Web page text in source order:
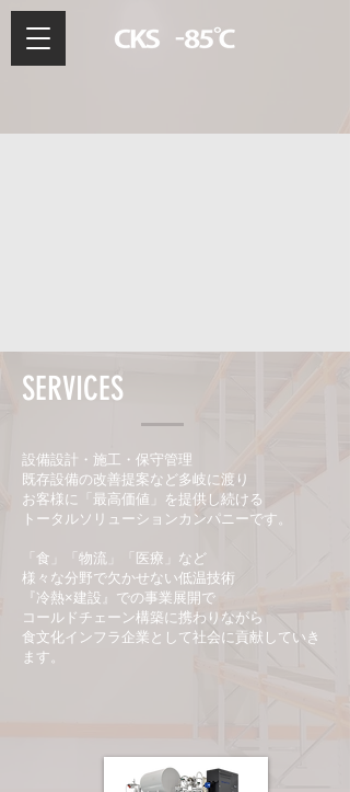
SERVICES
設備設計・施工・保守管理
既存設備の改善提案など多岐に渡り
お客様に「最高価値」を提供し続ける
トータルソリューションカンパニーです。
「食」「物流」「医療」など
様々な分野で欠かせない低温技術
『冷熱×建設』での事業展開で
コールドチェーン構築に携わりながら
食文化インフラ企業として社会に貢献していき
ます。